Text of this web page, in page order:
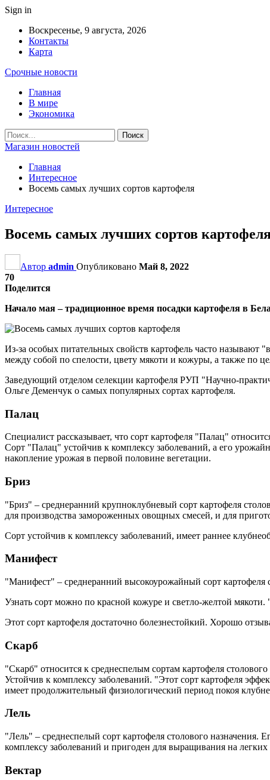
Sign in
Воскресенье, 9 августа, 2026
Контакты
Карта
Срочные новости
Главная
В мире
Экономика
Магазин новостей
Главная
Интересное
Восемь самых лучших сортов картофеля
Интересное
Восемь самых лучших сортов
Автор admin Опубликовано Май 8, 2022
70
Поделится
Начало мая – традиционное время посадки картофеля в
Из-за особых питательных свойств картофель часто называют
между собой по спелости, цвету мякоти и кожуры, а также по
Заведующий отделом селекции картофеля РУП "Научно-
Ольге Деменчук о самых популярных сортах картофеля.
Палац
Специалист рассказывает, что сорт картофеля "Палац"
Сорт "Палац" устойчив к комплексу заболеваний, а его
накопление урожая в первой половине вегетации.
Бриз
"Бриз" – среднеранний крупноклубневый сорт картофеля
для производства замороженных овощных смесей, и для
Сорт устойчив к комплексу заболеваний, имеет раннее
Манифест
"Манифест" – среднеранний высокоурожайный сорт картофеля
Узнать сорт можно по красной кожуре и светло-желтой
Этот сорт картофеля достаточно болезнестойкий. Хорошо
Скарб
"Скарб" относится к среднеспелым сортам картофеля
Устойчив к комплексу заболеваний. "Этот сорт картофеля
имеет продолжительный физиологический период покоя
Лель
"Лель" – среднеспелый сорт картофеля столового назначения.
комплексу заболеваний и пригоден для выращивания на
Вектар